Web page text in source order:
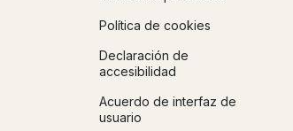
Política de cookies
Declaración de
accesibilidad
Acuerdo de interfaz de
usuario